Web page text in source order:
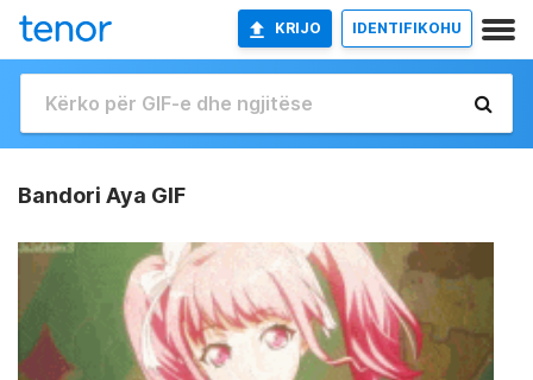
KRIJO IDENTIFIKOHU
Bandori Aya GIF